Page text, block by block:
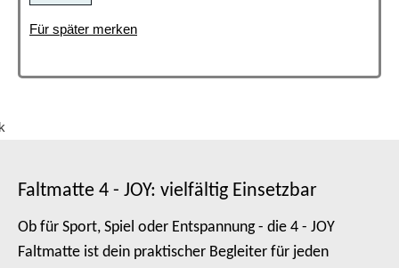
Für später merken
Faltmatte 4 - JOY: vielfältig Einsetzbar
Ob für Sport, Spiel oder Entspannung - die 4 - JOY
Faltmatte ist dein praktischer Begleiter für jeden